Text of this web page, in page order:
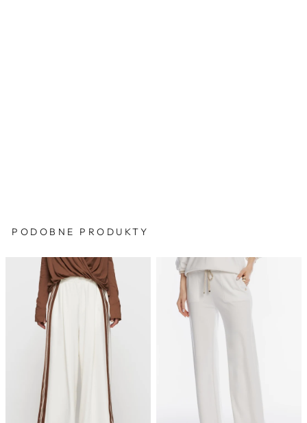
PODOBNE PRODUKTY